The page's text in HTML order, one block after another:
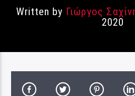
Written by Γιώργος
2020